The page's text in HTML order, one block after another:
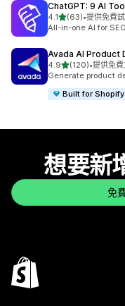
ChatGPT: 9 AI
4.1滿分 5 顆星
(63)
共有 63 則評價
•提供免費
All-in-one AI for
Avada AI Product
4.9滿分 5 顆星
(120)
共有 120 則評價
•提供免
Generate product
Built for Shopify
想要新
免